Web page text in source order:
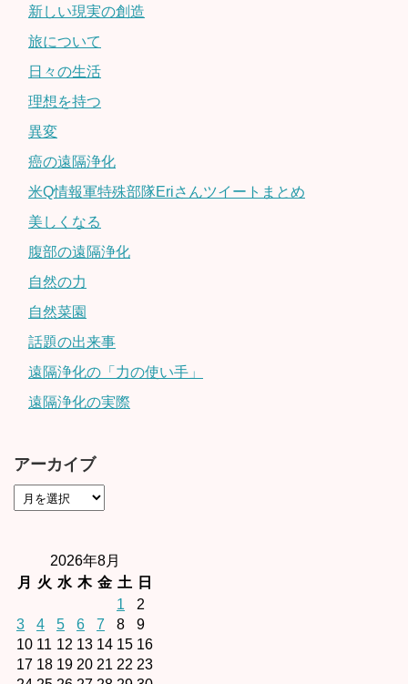
新しい現実の創造
旅について
日々の生活
理想を持つ
異変
癌の遠隔浄化
米Q情報軍特殊部隊Eriさんツイートまとめ
美しくなる
腹部の遠隔浄化
自然の力
自然菜園
話題の出来事
遠隔浄化の「力の使い手」
遠隔浄化の実際
アーカイブ
2026年8月
月
火 水 木 金 土
日
1
2
3
4 5 6 7 8
9
10 11 12 13 14 15 16
17 18 19 20 21 22 23